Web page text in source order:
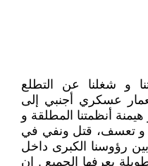
و شغلنا عن التطلع
عسكري أجنبي إلى
أنظمتنا المطلقة و
و تعسف، قتل ونفي في
رؤوسنا الكبرى داخل
يعرفها الجميع . إن